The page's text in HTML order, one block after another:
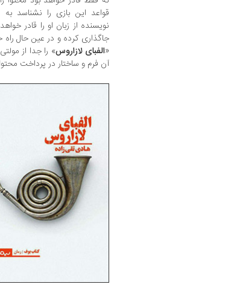
قواعد این بازی را نشناسد
نویسنده از زبان او را قادر
جاگذاری کرده و در عین حال راه
«الفبای لازاروس» را جدا از
آن فرم و ساختار در پرداخت